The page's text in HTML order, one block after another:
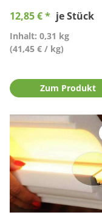
12,85 € * je Stück
Inhalt: 0,31 kg
(41,45 € / kg)
Zum Produkt